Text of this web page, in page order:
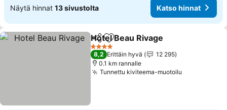
Näytä hinnat 13 sivustolta Katso hinnat
Jaa Lisää suosikkeihin
Hotel Beau Rivage
4 Tähtiluokitus
8,2 Erittäin hyvä
12 295
0.1 km rannalle
Tunnettu kiviteema-muotoilu